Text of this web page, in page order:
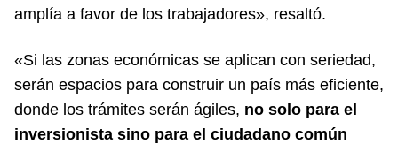
amplía a favor de los trabajadores», resaltó.
«Si las zonas económicas se aplican con seriedad,
serán espacios para construir un país más eficiente,
donde los trámites serán ágiles, no solo para el
inversionista sino para el ciudadano común